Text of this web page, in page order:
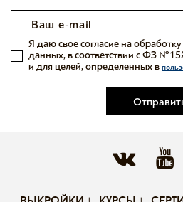
Я даю свое согласие на
данных, в соответствии с ФЗ
и для целей, определенных в